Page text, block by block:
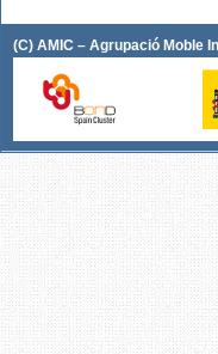
(C) AMIC – Agrupació Moble